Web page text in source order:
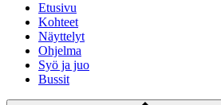
Etusivu
Kohteet
Näyttelyt
Ohjelma
Syö ja juo
Bussit